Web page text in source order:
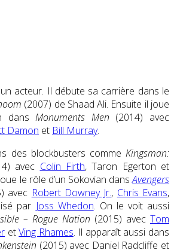
acteur. Il débute sa carrière dans le
(2007) de Shaad Ali. Ensuite il joue
dansMonuments Men (2014) avec
Damon et Bill Murray.
des blockbusters comme Kingsman:
avec Colin Firth, Taron Egerton et
le rôle d’un Sokovian dansAvengers
avec Robert Downey Jr., Chris Evans,
par Joss Whedon. On le voit aussi
– Rogue Nation (2015) avec Tom
etVing Rhames. Il apparaît aussi dans
(2015) avec Daniel Radcliffe et